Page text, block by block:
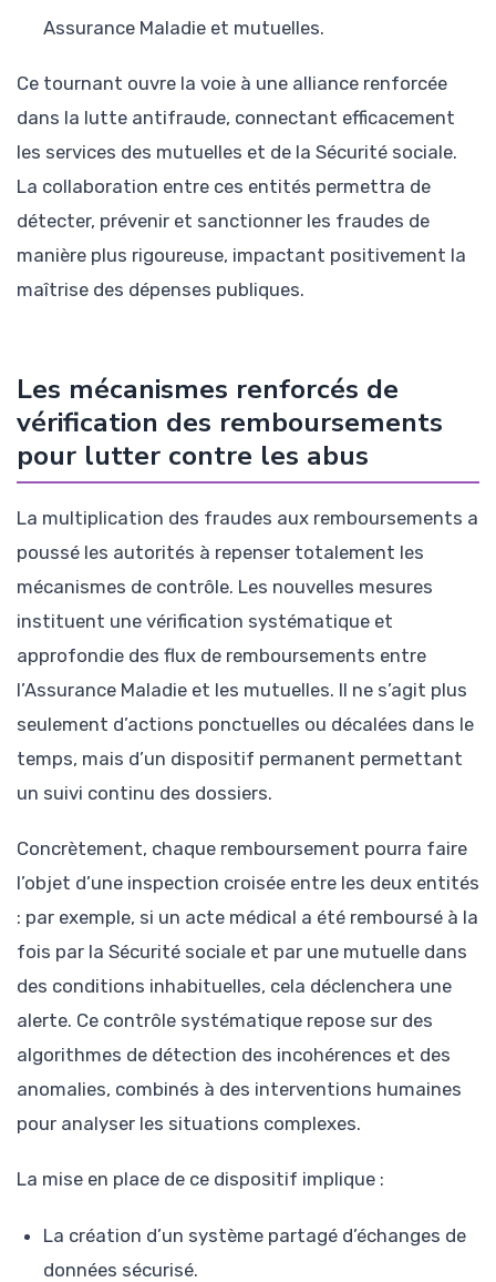
Assurance Maladie et mutuelles.
Ce tournant ouvre la voie à une alliance renforcée
dans la lutte antifraude, connectant efficacement
les services des mutuelles et de la Sécurité sociale.
La collaboration entre ces entités permettra de
détecter, prévenir et sanctionner les fraudes de
manière plus rigoureuse, impactant positivement la
maîtrise des dépenses publiques.
Les mécanismes renforcés de
vérification des remboursements
pour lutter contre les abus
La multiplication des fraudes aux remboursements a
poussé les autorités à repenser totalement les
mécanismes de contrôle. Les nouvelles mesures
instituent une vérification systématique et
approfondie des flux de remboursements entre
l’Assurance Maladie et les mutuelles. Il ne s’agit plus
seulement d’actions ponctuelles ou décalées dans le
temps, mais d’un dispositif permanent permettant
un suivi continu des dossiers.
Concrètement, chaque remboursement pourra faire
l’objet d’une inspection croisée entre les deux entités
: par exemple, si un acte médical a été remboursé à la
fois par la Sécurité sociale et par une mutuelle dans
des conditions inhabituelles, cela déclenchera une
alerte. Ce contrôle systématique repose sur des
algorithmes de détection des incohérences et des
anomalies, combinés à des interventions humaines
pour analyser les situations complexes.
La mise en place de ce dispositif implique :
La création d’un système partagé d’échanges de
données sécurisé.